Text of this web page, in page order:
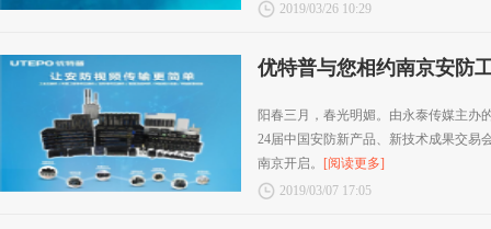
2019/03/26 10:29
优特普与您相约南京安防
阳春三月，春光明媚。由永泰传媒主办
24届中国安防新产品、新技术成果交
南京开启。 [阅读更多]
2019/03/07 17:05